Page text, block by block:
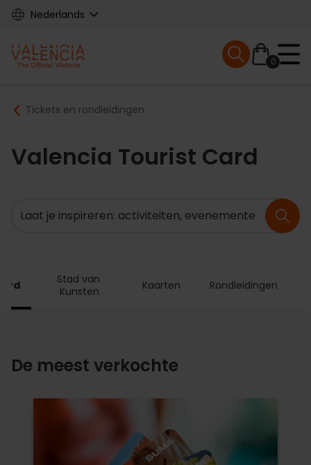
Skip
content
Nederlands
Main
navigation
0
Mobile menu
Breadcrumb
Tickets en rondleidingen
Valencia Tourist Card
Zoeken
Stad van
Kunsten
Kaarten Rondleidingen
De meest verkochte